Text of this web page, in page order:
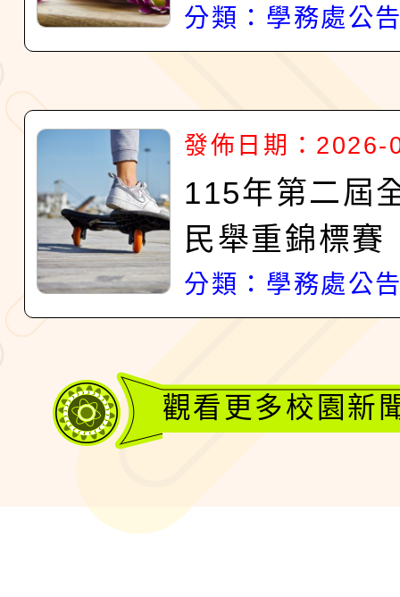
務，鼓勵民眾
0」全民運動
如說明，請參
分類：學務處公
發佈日期：2026-
115年第二屆
民舉重錦標賽
分類：學務處公
觀看更多校園新